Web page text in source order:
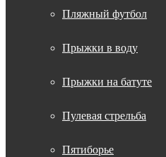
Пляжный футбол
Прыжки в воду
Прыжки на батуте
Пулевая стрельба
Пятиборье